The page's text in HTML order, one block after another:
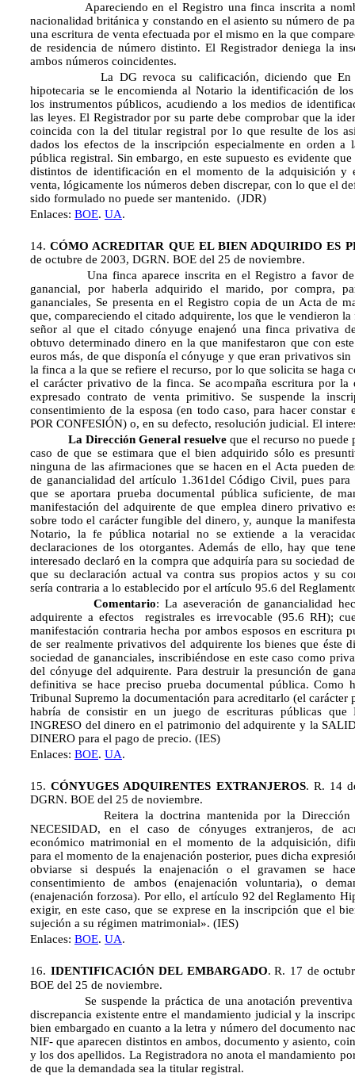
Apareciendo en el Registro una finca inscrita a
nacionalidad británica y constando en el asiento su número de
una escritura de venta efectuada por el mismo en la que
de residencia de número distinto. El Registrador deniega la
ambos números coincidentes.
La DG revoca su calificación, diciendo que En
hipotecaria se le encomienda al Notario la identificación de los
los instrumentos públicos, acudiendo a los medios de
las leyes. El Registrador por su parte debe comprobar que la
coincida con la del titular registral por lo que resulte de los
dados los efectos de la inscripción especialmente en orden
pública registral. Sin embargo, en este supuesto es evidente
distintos de identificación en el momento de la adquisición y
venta, lógicamente los números deben discrepar, con lo que el
sido formulado no puede ser mantenido. (JDR)
Enlaces: BOE. UA.
14. CÓMO ACREDITAR QUE EL BIEN ADQUIRIDO ES
de octubre de 2003, DGRN. BOE del 25 de noviembre.
Una finca aparece inscrita en el Registro a favor de
ganancial, por haberla adquirido el marido, por compra,
gananciales, Se presenta en el Registro copia de un Acta de
que, compareciendo el citado adquirente, los que le vendieron
señor al que el citado cónyuge enajenó una finca privativa
obtuvo determinado dinero en la que manifestaron que con
euros más, de que disponía el cónyuge y que eran privativos
la finca a la que se refiere el recurso, por lo que solicita se haga
el carácter privativo de la finca. Se acompaña escritura por la
expresado contrato de venta primitivo. Se suspende la
consentimiento de la esposa (en todo caso, para hacer constar
POR CONFESIÓN) o, en su defecto, resolución judicial. El
La Dirección General resuelve que el recurso no puede
caso de que se estimara que el bien adquirido sólo es
ninguna de las afirmaciones que se hacen en el Acta pueden
de ganancialidad del artículo 1.361del Código Civil, pues para
que se aportara prueba documental pública suficiente, de
manifestación del adquirente de que emplea dinero privativo
sobre todo el carácter fungible del dinero, y, aunque la
Notario, la fe pública notarial no se extiende a la
declaraciones de los otorgantes. Además de ello, hay que
interesado declaró en la compra que adquiría para su sociedad
que su declaración actual va contra sus propios actos y su
sería contraria a lo establecido por el artículo 95.6 del
Comentario: La aseveración de ganancialidad
adquirente a efectos registrales es irrevocable (95.6 RH);
manifestación contraria hecha por ambos esposos en escritura
de ser realmente privativos del adquirente los bienes que éste
sociedad de gananciales, inscribiéndose en este caso como
del cónyuge del adquirente. Para destruir la presunción de
definitiva se hace preciso prueba documental pública. Como
Tribunal Supremo la documentación para acreditarlo (el
habría de consistir en un juego de escrituras públicas que
INGRESO del dinero en el patrimonio del adquirente y la
DINERO para el pago de precio. (IES)
Enlaces: BOE. UA.
15.CÓNYUGES ADQUIRENTES EXTRANJEROS. R. 14
DGRN. BOE del 25 de noviembre.
Reitera la doctrina mantenida por la Dirección
NECESIDAD, en el caso de cónyuges extranjeros, de
económico matrimonial en el momento de la adquisición,
para el momento de la enajenación posterior, pues dicha
obviarse si después la enajenación o el gravamen se
consentimiento de ambos (enajenación voluntaria), o
(enajenación forzosa). Por ello, el artículo 92 del Reglamento
exigir, en este caso, que se exprese en la inscripción que el
sujeción a su régimen matrimonial». (IES)
Enlaces: BOE. UA.
16. IDENTIFICACIÓN DEL EMBARGADO. R. 17 de
BOE del 25 de noviembre.
Se suspende la práctica de una anotación preventiva
discrepancia existente entre el mandamiento judicial y la
bien embargado en cuanto a la letra y número del documento
NIF- que aparecen distintos en ambos, documento y asiento,
y los dos apellidos. La Registradora no anota el mandamiento
de que la demandada sea la titular registral.